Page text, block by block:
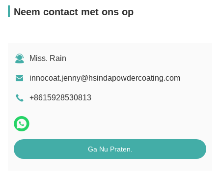
Neem contact met ons op
Miss. Rain
innocoat.jenny@hsindapowdercoating.com
+8615928530813
Ga Nu Praten.